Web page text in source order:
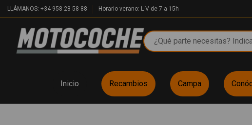
LLÁMANOS: +34 958 28 58 88 Horario verano: L-V de 7 a 15h
Inicio Recambios Campa